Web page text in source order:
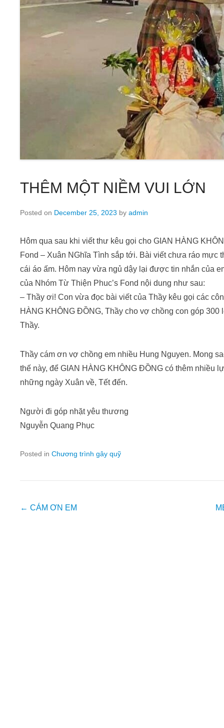
THÊM MỘT NIỀM VUI LỚN
Posted on December 25, 2023 by admin
Hôm qua sau khi viết thư kêu gọi cho GIAN HÀNG
Fond – Xuân NGhĩa Tình sắp tới. Bài viết chưa ráo mực
cái áo ấm. Hôm nay vừa ngủ dậy lại được tin nhắn của
của Nhóm Từ Thiện Phuc’s Fond nội dung như sau:
– Thầy ơi! Con vừa đọc bài viết của Thầy kêu gọi các
HÀNG KHÔNG ĐỒNG, Thầy cho vợ chồng con góp 300
Thầy.
Thầy cám ơn vợ chồng em nhiều Hung Nguyen. Mong
thế này, để GIAN HÀNG KHÔNG ĐỒNG có thêm nhiều
những ngày Xuân về, Tết đến.
Người đi góp nhặt yêu thương
Nguyễn Quang Phục
Posted in Chương trình gây quỹ
Post
← CÁM ƠN EM